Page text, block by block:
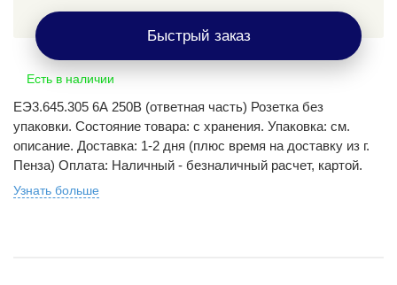
Есть в наличии
ЕЭ3.645.305 6А 250В (ответная часть) Розетка без
упаковки. Состояние товара: с хранения. Упаковка: см.
описание. Доставка: 1-2 дня (плюс время на доставку из г.
Пенза) Оплата: Наличный - безналичный расчет, картой.
Узнать больше
Быстрый заказ